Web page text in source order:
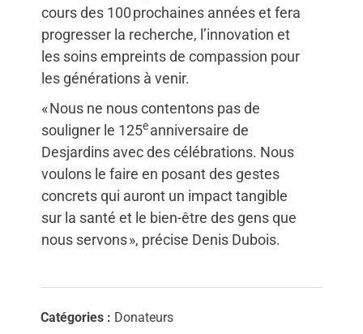
cours des 100 prochaines années et fera
progresser la recherche, l’innovation et
les soins empreints de compassion pour
les générations à venir.
« Nous ne nous contentons pas de
souligner le 125eanniversaire de
Desjardins avec des célébrations. Nous
voulons le faire en posant des gestes
concrets qui auront un impact tangible
sur la santé et le bien-être des gens que
nous servons », précise Denis Dubois.
Catégories : Donateurs